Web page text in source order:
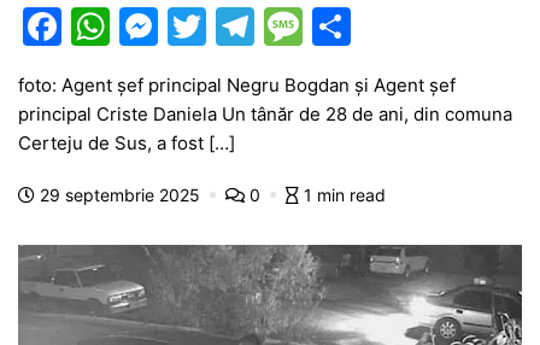
F
c
e
b
o
o
k
W
at
s
A
p
p
M
s
s
e
g
er
T
itt
er
T
e
a
m
M
s
a
e
ta
a
z
ă
foto: Agent șef principal Negru Bogdan și Agent șef
principal Criste Daniela Un tânăr de 28 de ani, din comuna
Certeju de Sus, a fost […]
29 septembrie 2025 0 1 min read